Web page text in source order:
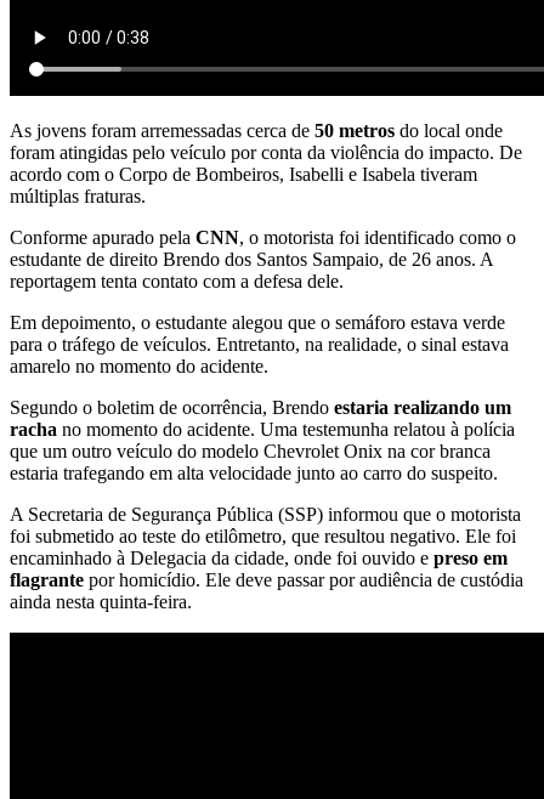
As jovens foram arremessadas cerca de 50 metros do local onde
foram atingidas pelo veículo por conta da violência do impacto. De
acordo com o Corpo de Bombeiros, Isabelli e Isabela tiveram
múltiplas fraturas.
Conforme apurado pela CNN, o motorista foi identificado como o
estudante de direito Brendo dos Santos Sampaio, de 26 anos. A
reportagem tenta contato com a defesa dele.
Em depoimento, o estudante alegou que o semáforo estava verde
para o tráfego de veículos. Entretanto, na realidade, o sinal estava
amarelo no momento do acidente.
Segundo o boletim de ocorrência, Brendo estaria realizando um
racha no momento do acidente. Uma testemunha relatou à polícia
que um outro veículo do modelo Chevrolet Onix na cor branca
estaria trafegando em alta velocidade junto ao carro do suspeito.
A Secretaria de Segurança Pública (SSP) informou que o motorista
foi submetido ao teste do etilômetro, que resultou negativo. Ele foi
encaminhado à Delegacia da cidade, onde foi ouvido e preso em
flagrante por homicídio. Ele deve passar por audiência de custódia
ainda nesta quinta-feira.